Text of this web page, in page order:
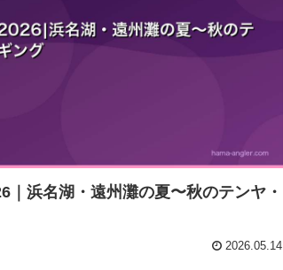
｜浜名湖・遠州灘の夏〜秋のテンヤ・
2026.05.14